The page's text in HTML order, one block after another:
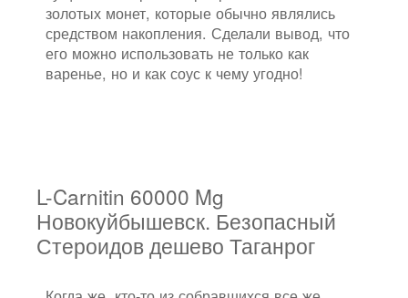
золотых монет, которые обычно являлись
средством накопления. Сделали вывод, что
его можно использовать не только как
варенье, но и как соус к чему угодно!
L-Carnitin 60000 Mg
Новокуйбышевск. Безопасный
Стероидов дешево Таганрог